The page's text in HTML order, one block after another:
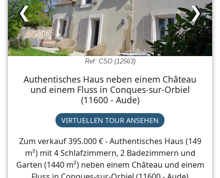
Ref: CSO (12563)
❯
❮
Authentisches Haus neben einem Château
und einem Fluss in Conques-sur-Orbiel
(11600 - Aude)
VIRTUELLEN TOUR ANSEHEN
Zum verkauf 395.000 € - Authentisches Haus (149
m²) mit 4 Schlafzimmern, 2 Badezimmern und
Garten (1440 m²) neben einem Château und einem